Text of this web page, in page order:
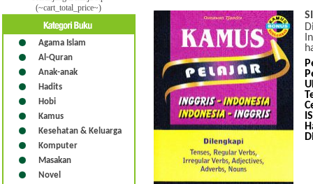
(~cart_total_price~)
Agama Islam
Al-Quran
Anak-anak
Hadits
Hobi
Kamus
Kesehatan & Keluarga
Komputer
Masakan
Novel